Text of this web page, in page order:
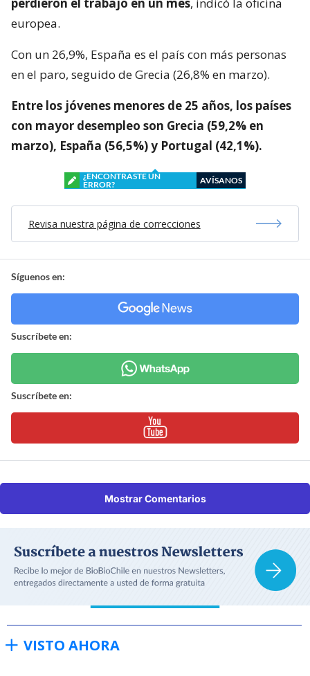
europea.
Con un 26,9%, España es el país con más personas
en el paro, seguido de Grecia (26,8% en marzo).
Entre los jóvenes menores de 25 años, los países
con mayor desempleo son Grecia (59,2% en
marzo), España (56,5%) y Portugal (42,1%).
¿ENCONTRASTE UN
ERROR?
AVÍSANOS
Revisa nuestra página de correcciones
Síguenos en:
Suscríbete en:
Suscríbete en:
Mostrar Comentarios
VISTO AHORA